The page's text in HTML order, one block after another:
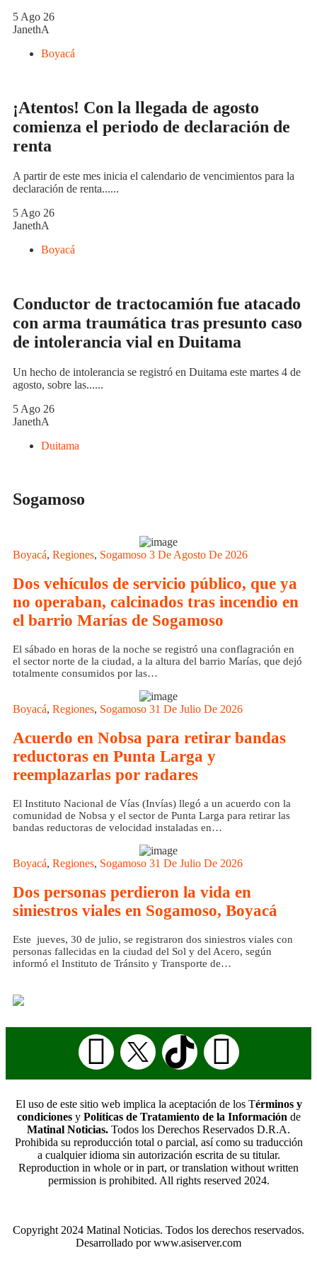
5 Ago 26
JanethA
Boyacá
¡Atentos! Con la llegada de agosto
comienza el periodo de declaración de
renta
A partir de este mes inicia el calendario de vencimientos para la
declaración de renta......
5 Ago 26
JanethA
Boyacá
Conductor de tractocamión fue atacado
con arma traumática tras presunto caso
de intolerancia vial en Duitama
Un hecho de intolerancia se registró en Duitama este martes 4 de
agosto, sobre las......
5 Ago 26
JanethA
Duitama
Sogamoso
Boyacá, Regiones, Sogamoso 3 De Agosto De 2026
Dos vehículos de servicio público, que ya
no operaban, calcinados tras incendio en
el barrio Marías de Sogamoso
El sábado en horas de la noche se registró una conflagración en
el sector norte de la ciudad, a la altura del barrio Marías, que dejó
totalmente consumidos por las…
Boyacá, Regiones, Sogamoso 31 De Julio De 2026
Acuerdo en Nobsa para retirar bandas
reductoras en Punta Larga y
reemplazarlas por radares
El Instituto Nacional de Vías (Invías) llegó a un acuerdo con la
comunidad de Nobsa y el sector de Punta Larga para retirar las
bandas reductoras de velocidad instaladas en…
Boyacá, Regiones, Sogamoso 31 De Julio De 2026
Dos personas perdieron la vida en
siniestros viales en Sogamoso, Boyacá
Este jueves, 30 de julio, se registraron dos siniestros viales con
personas fallecidas en la ciudad del Sol y del Acero, según
informó el Instituto de Tránsito y Transporte de…
El uso de este sitio web implica la aceptación de los Términos y
condicionesy Políticas de Tratamiento de la Información de
Matinal Noticias. Todos los Derechos Reservados D.R.A.
Prohibida su reproducción total o parcial, así como su traducción
a cualquier idioma sin autorización escrita de su titular.
Reproduction in whole or in part, or translation without written
permission is prohibited. All rights reserved 2024.
Copyright 2024 Matinal Noticias. Todos los derechos reservados.
Desarrollado por www.asiserver.com